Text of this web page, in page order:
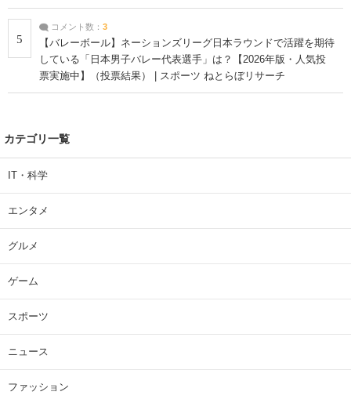
5
コメント数： 3
【バレーボール】ネーションズリーグ日本ラウンドで活躍を期待
している「日本男子バレー代表選手」は？【2026年版・人気投
票実施中】（投票結果） | スポーツ ねとらぼリサーチ
カテゴリ一覧
IT・科学
エンタメ
グルメ
ゲーム
スポーツ
ニュース
ファッション